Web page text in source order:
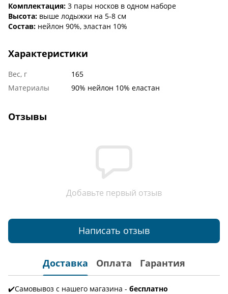
Комплектация: 3 пары носков в одном наборе
Высота: выше лодыжки на 5-8 см
Состав: нейлон 90%, эластан 10%
Характеристики
Вес, г
165
Материалы
90% нейлон 10% еластан
Отзывы
Добавьте первый отзыв
Написать отзыв
Доставка Оплата Гарантия
✔️Самовывоз с нашего магазина - бесплатно